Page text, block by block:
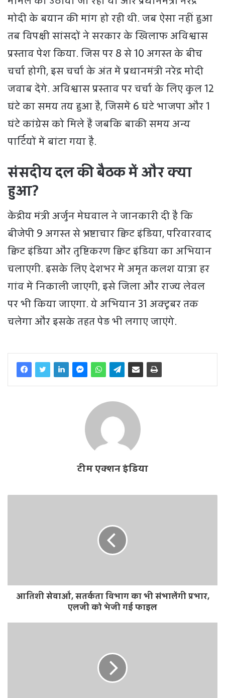
मोदी के बयान की मांग हो रही थी. जब ऐसा नहीं हुआ
तब विपक्षी सांसदों ने सरकार के खिलाफ अविश्वास
प्रस्ताव पेश किया. जिस पर 8 से 10 अगस्त के बीच
चर्चा होगी, इस चर्चा के अंत में प्रधानमंत्री नरेंद्र मोदी
जवाब देंगे. अविश्वास प्रस्ताव पर चर्चा के लिए कुल 12
घंटे का समय तय हुआ है, जिसमें 6 घंटे भाजपा और 1
घंटे कांग्रेस को मिले हैं जबकि बाकी समय अन्य
पार्टियों में बांटा गया है.
संसदीय दल की बैठक में और क्या
हुआ?
केंद्रीय मंत्री अर्जुन मेघवाल ने जानकारी दी है कि
बीजेपी 9 अगस्त से भ्रष्टाचार क्विट इंडिया, परिवारवाद
क्विट इंडिया और तुष्टिकरण क्विट इंडिया का अभियान
चलाएगी. इसके लिए देशभर में अमृत कलश यात्रा हर
गांव में निकाली जाएगी, इसे जिला और राज्य लेवल
पर भी किया जाएगा. ये अभियान 31 अक्टूबर तक
चलेगा और इसके तहत पेड़ भी लगाए जाएंगे.
टीम एक्शन इंडिया
आतिशी सेवाओं, सतर्कता विभाग का भी संभालेंगी प्रभार,
एलजी को भेजी गई फाइल